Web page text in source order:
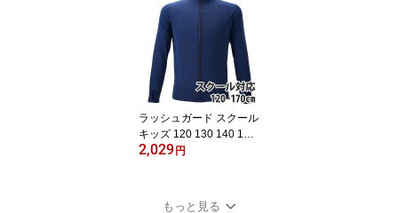
プラクティスパンツ サッ
カー パンツ サッカー ズ
ボン フットサル パンツ
サッカー ゲームパンツ
サッカー 短パン[返品交
換不可]
ラッシュガード スクール
キッズ 120 130 140 150
160 170 UPF50+ 耐塩素
ュ ガード キッズ 長袖 フ
2,029 円
もっと見る